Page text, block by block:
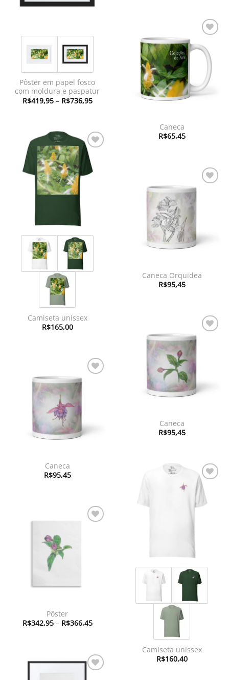
Pôster em papel fosco
com moldura e paspatur
R$419,95 – R$736,95Faixa
de
R$736,95
Adicionar
à lista de
desejos
Caneca
R$65,45
Adicionar
à lista de
desejos
Camiseta unissex
R$165,00
Adicionar
à lista de
desejos
Caneca Orquidea
R$95,45
Adicionar
à lista de
desejos
Caneca
R$95,45
Adicionar
à lista de
desejos
Caneca
R$95,45
Adicionar
à lista de
desejos
Camiseta unissex
R$160,40
Pôster
R$342,95 – R$366,45Faixa
de
R$366,45